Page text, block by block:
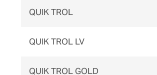
QUIK TROL
QUIK TROL LV
QUIK TROL GOLD